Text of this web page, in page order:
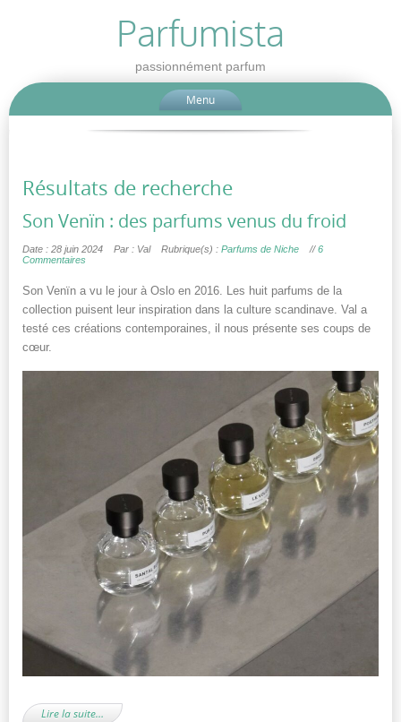
Parfumista
passionnément parfum
Menu
Résultats de recherche
Son Venïn : des parfums venus du froid
Date : 28 juin 2024 Par : Val Rubrique(s) : Parfums de Niche //6
Commentaires
Son Venïn a vu le jour à Oslo en 2016. Les huit parfums de la
collection puisent leur inspiration dans la culture scandinave. Val a
testé ces créations contemporaines, il nous présente ses coups de
cœur.
Lire la suite…